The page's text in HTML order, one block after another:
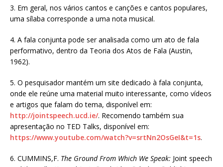
3. Em geral, nos vários cantos e canções e cantos populares,
uma sílaba corresponde a uma nota musical.
4. A fala conjunta pode ser analisada como um ato de fala
performativo, dentro da Teoria dos Atos de Fala (Austin,
1962).
5. O pesquisador mantém um site dedicado à fala conjunta,
onde ele reúne uma material muito interessante, como vídeos
e artigos que falam do tema, disponível em:
http://jointspeech.ucd.ie/. Recomendo também sua
apresentação no TED Talks, disponível em:
https://www.youtube.com/watch?v=srtNn2OsGeI&t=1s.
6. CUMMINS,F. The Ground From Which We Speak: Joint speech